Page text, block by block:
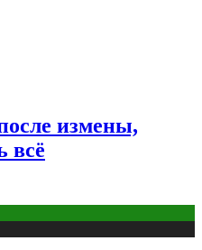
измены,
всё